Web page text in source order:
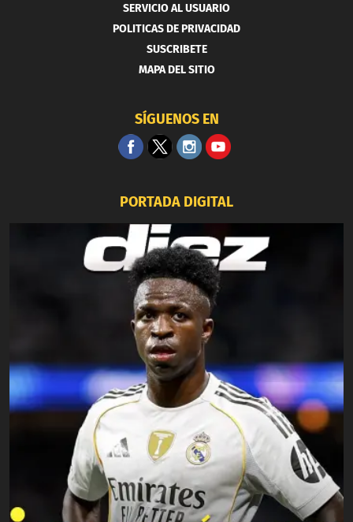
SERVICIO AL USUARIO
POLITICAS DE PRIVACIDAD
SUSCRIBETE
MAPA DEL SITIO
SÍGUENOS EN
PORTADA DIGITAL